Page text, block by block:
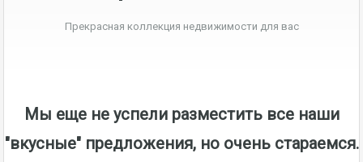
Прекрасная коллекция недвижимости для вас
Мы еще не успели разместить все наши
"вкусные" предложения, но очень стараемся.